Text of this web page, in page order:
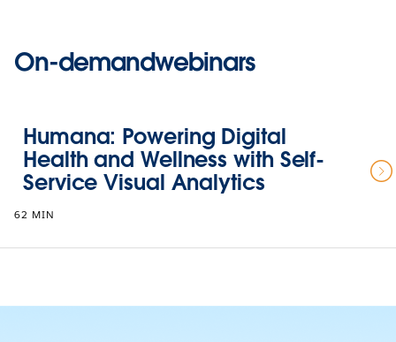
On-demandwebinars
Humana: Powering Digital
Health and Wellness with Self-
Service Visual Analytics
62 MIN